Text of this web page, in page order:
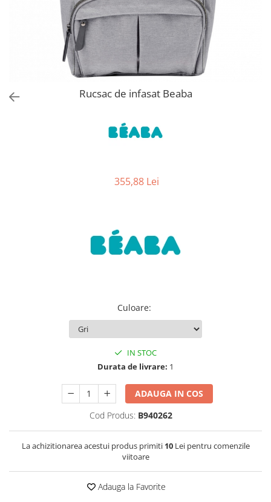
Consultanta Instalare
Jucarii de Sortare
Jucarii de tras
Jucarii din plus
Jucarii muzicale
Jucarii pentru baie
PAPUSI
Rucsac de infasat Beaba
355,88 Lei
Culoare:
IN STOC
Durata de livrare: 1
ADAUGA IN COS
Cod Produs: B940262
La achizitionarea acestui produs primiti 10Lei pentru comenzile
viitoare
Adauga la Favorite